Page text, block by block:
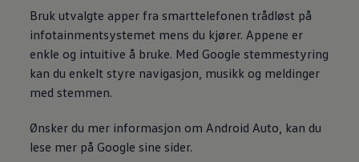
Bruk utvalgte apper fra smarttelefonen trådløst på
infotainmentsystemet mens du kjører. Appene er
enkle og intuitive å bruke. Med Google stemmestyring
kan du enkelt styre navigasjon, musikk og meldinger
med stemmen.
Ønsker du mer informasjon om Android Auto, kan du
lese mer på Google sine sider.